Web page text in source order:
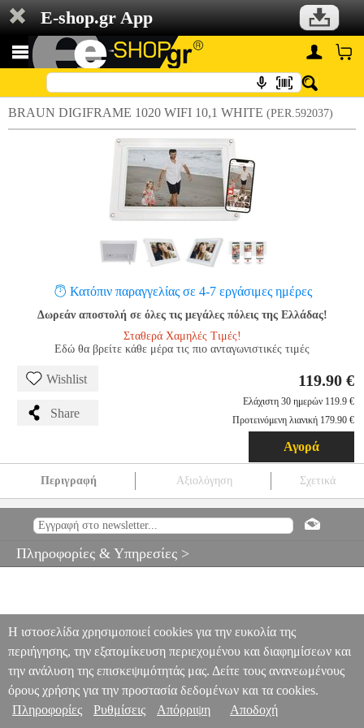
E-shop.gr App
BRAUN DIGIFRAME 1020 WIFI 10,1 WHITE (PER.592037)
Κατόπιν παραγγελίας σε 4-7 εργάσιμες ημέρες
Δωρεάν αποστολή σε όλες τις μεγάλες πόλεις της Ελλάδας!
Σταθερά Χαμηλές Τιμές!
Εδώ θα βρείτε κάθε μέρα τις πιο ανταγωνιστικές τιμές
Wishlist
Share
119.90 €
Ελάχιστη 30 ημερών 119.9 €
Προτεινόμενη λιανική 179.90 €
Αγορά
Περιγραφή Αξιολόγηση Σχετικά
PER.592037 BRAUN BRAUN PHOTO FRAMES
BRAUN
119.90
Πληροφορίες & Υπηρεσίες >
Η ιστοσελίδα χρησιμοποιεί cookies για την ευκολία της
περιήγησης, την εξατομίκευση περιεχομένου και διαφημίσεων και
την ανάλυση της επισκεψιμότητάς μας. Δείτε τους ανανεωμένους
όρους χρήσης για την προστασία δεδομένων και τα cookies.
Πληροφορίες
Ρυθμίσεις Απόρριψη Αποδοχή